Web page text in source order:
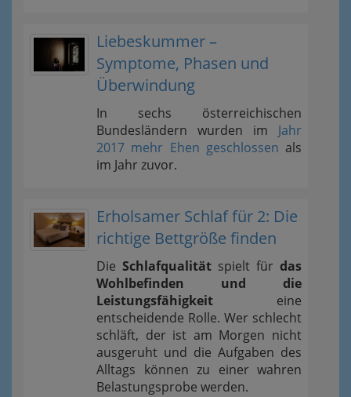
Liebeskummer –
Symptome, Phasen und
Überwindung
In sechs österreichischen
Bundesländern wurden im Jahr
2017 mehr Ehen geschlossen als
im Jahr zuvor.
Erholsamer Schlaf für 2: Die
richtige Bettgröße finden
Die Schlafqualität spielt für das
Wohlbefinden und die
Leistungsfähigkeit eine
entscheidende Rolle. Wer schlecht
schläft, der ist am Morgen nicht
ausgeruht und die Aufgaben des
Alltags können zu einer wahren
Belastungsprobe werden.